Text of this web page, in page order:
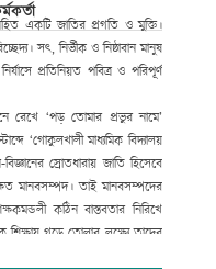
একটি জাতির প্রগতি ও মুক্তি।
সৎ, নির্ভীক ও নিষ্ঠাবান মানুষ
প্রতিনিয়ত পবিত্র ও পরিপূর্ণ
রেখে ‘পড় তোমার প্রভুর নামে’
‘গোকুলখালী মাধ্যমিক বিদ্যালয়
স্রোতধারায় জাতি হিসেবে
মানবসম্পদ। তাই মানবসম্পদের
কঠিন বাস্তবতার নিরিখে
শিক্ষায় গড়ে তোলার লক্ষ্যে তাদের